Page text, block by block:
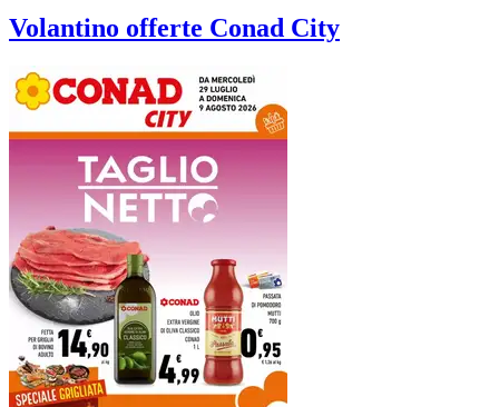
Volantino offerte Conad City